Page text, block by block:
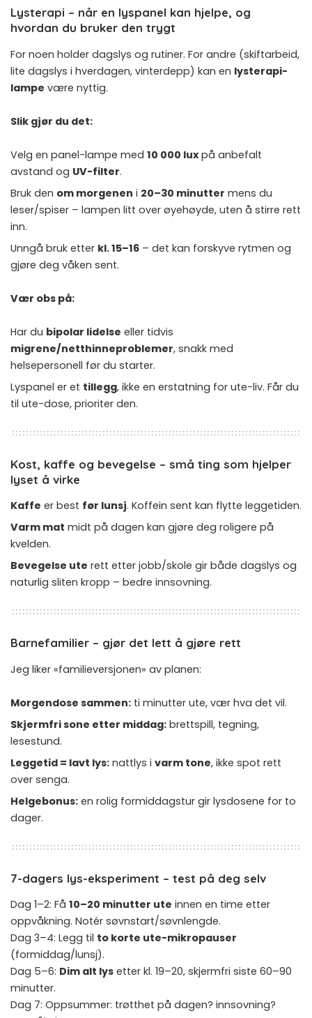
Lysterapi – når en lyspanel kan hjelpe, og
hvordan du bruker den trygt
For noen holder dagslys og rutiner. For andre (skiftarbeid,
lite dagslys i hverdagen, vinterdepp) kan en lysterapi-
lampe være nyttig.
Slik gjør du det:
Velg en panel-lampe med 10 000 luxpå anbefalt
avstand og UV-filter.
Bruk den om morgenen i 20–30 minutter mens du
leser/spiser – lampen litt over øyehøyde, uten å stirre rett
inn.
Unngå bruk etter kl. 15–16 – det kan forskyve rytmen og
gjøre deg våken sent.
Vær obs på:
Har du bipolar lidelse eller tidvis
migrene/netthinneproblemer, snakk med
helsepersonell før du starter.
Lyspanel er et tillegg, ikke en erstatning for ute-liv. Får du
til ute-dose, prioriter den.
Kost, kaffe og bevegelse – små ting som hjelper
lyset å virke
Kaffe er best før lunsj. Koffein sent kan flytte leggetiden.
Varm mat midt på dagen kan gjøre deg roligere på
kvelden.
Bevegelse ute rett etter jobb/skole gir både dagslys og
naturlig sliten kropp – bedre innsovning.
Barnefamilier – gjør det lett å gjøre rett
Jeg liker «familieversjonen» av planen:
Morgendose sammen: ti minutter ute, vær hva det vil.
Skjermfri sone etter middag: brettspill, tegning,
lesestund.
Leggetid = lavt lys: nattlys i varm tone, ikke spot rett
over senga.
Helgebonus: en rolig formiddagstur gir lysdosene for to
dager.
7-dagers lys-eksperiment – test på deg selv
Dag 1–2: Få 10–20 minutter ute innen en time etter
oppvåkning. Notér søvnstart/søvnlengde.
Dag 3–4: Legg til to korte ute-mikropauser
(formiddag/lunsj).
Dag 5–6: Dim alt lys etter kl. 19–20, skjermfri siste 60–90
minutter.
Dag 7: Oppsummer: trøtthet på dagen? innsovning?